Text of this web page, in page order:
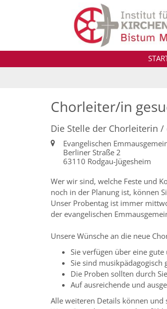
Chorleiter/in
Die Stelle der Chorleiterin
Ort: Evangelischen
Berliner Straße 2
63110 Rodgau-Jügesheim
Wer wir sind, welche Feste und
noch in der Planung ist, können
Unser Probentag ist immer
der evangelischen
Unsere Wünsche an die neue
Sie verfügen über eine
Sie sind
Die Proben sollten durch
Auf ausreichende und
Alle weiteren Details können